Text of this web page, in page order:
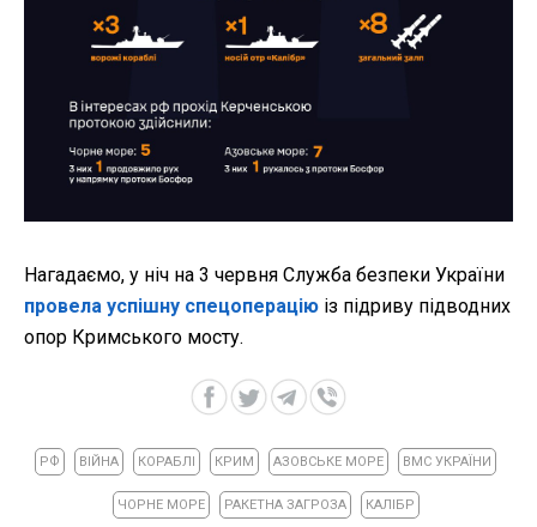
Нагадаємо, у ніч на 3 червня Служба безпеки України
провела успішну спецоперацію із підриву підводних
опор Кримського мосту.
РФ ВІЙНА КОРАБЛІ КРИМ АЗОВСЬКЕ МОРЕ ВМС УКРАЇНИ
ЧОРНЕ МОРЕ РАКЕТНА ЗАГРОЗА КАЛІБР